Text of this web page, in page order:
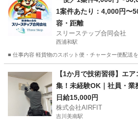
1案件あたり：4,000円〜
容・距離
スリーステップ合同会社
西浦和駅
■ 仕事内容 軽貨物のスポット便・チャーター便配送
さいたま市 西浦和駅 配送 ス
【1か月で技術習得】エ
集！未経験OK｜社員・業
日給15,000円
株式会社AIRFIT
吉川美南駅